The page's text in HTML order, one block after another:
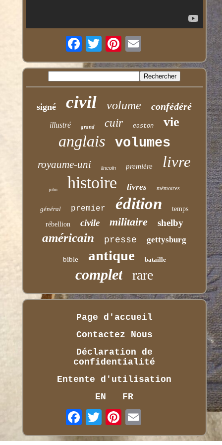
signé civil volume confédéré
illustré grand cuir easton vie
anglais volumes
royaume-uni lincoln première livre
john histoire livres mémoires
général premier édition temps
rébellion civile militaire shelby
américain presse gettysburg
bible antique bataille
complet rare
Page d'accueil
Contactez Nous
Déclaration de
confidentialité
Entente d'utilisation
EN
FR